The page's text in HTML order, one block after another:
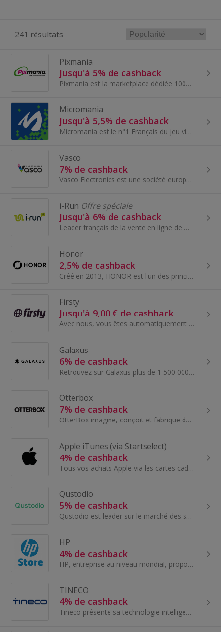
241 résultats
Pixmania
Jusqu'à 5% de cashback
Pixmania est la marketplace dédiée 100% au Mobile neuf et reconditionné et tout ce qui l'entoure (coques, verres de protection, son...)...
Micromania
Jusqu'à 5,5% de cashback
Micromania est le n°1 Français du jeu vidéo avec plus de 280 magasins dans tout le pays. Notre boutique en ligne permettra à vos internautes de re...
Vasco
7% de cashback
Vasco Electronics est une société européenne leader mondial dans le marché des traducteurs électroniques. Nous concevons et fabriquons nous même le...
i-Run Offre spéciale
Jusqu'à 6% de cashback
Leader français de la vente en ligne de matériel de running, i-Run.fr bénéficie d'une notoriété inégalée auprès des runners.
Honor
2,5% de cashback
Créé en 2013, HONOR est l'un des principaux fournisseurs mondiaux d'appareils intelligents...
Firsty
Jusqu'à 9,00 € de cashback
Avec nous, vous êtes automatiquement connecté à tous les fournisseurs de la planète. Un monde, une connexion. Parce que si vous nous demandez, la c...
Galaxus
6% de cashback
Retrouvez sur Galaxus plus de 1 500 000 produits de qualité de grandes marques à des prix toujours bas.
Otterbox
7% de cashback
OtterBox imagine, conçoit et fabrique des produits extraordinaires qui facilitent vos déplacements et protègent ce qui compte le plus. Ils permettent
Apple iTunes (via Startselect)
4% de cashback
Tous vos achats Apple via les cartes cadeaux Startselect pour économiser un maximum sur vos acha....
Qustodio
5% de cashback
Qustodio est leader sur le marché des solutions de sécurité Internet pour les familles.
HP
4% de cashback
HP, entreprise au niveau mondial, propose des solutions technologiques destinées au grand public, aux collectivités publiques et aux entreprises.
TINECO
4% de cashback
Tineco présente sa technologie intelligente innovante pour rendre les appareils ménagers plus intelligents et plus faciles à utiliser. Il se concen...